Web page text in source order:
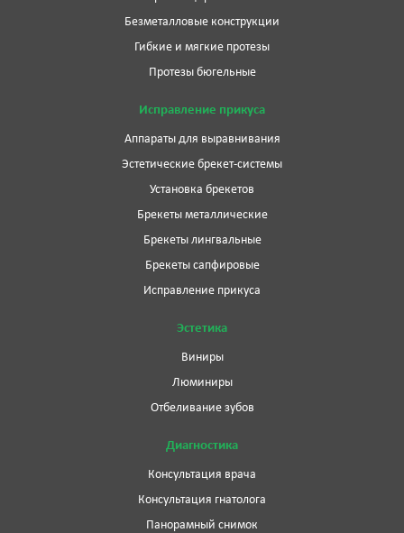
Безметалловые конструкции
Гибкие и мягкие протезы
Протезы бюгельные
Исправление прикуса
Аппараты для выравнивания
Эстетические брекет-системы
Установка брекетов
Брекеты металлические
Брекеты лингвальные
Брекеты сапфировые
Исправление прикуса
Эстетика
Виниры
Люминиры
Отбеливание зубов
Диагностика
Консультация врача
Консультация гнатолога
Панорамный снимок